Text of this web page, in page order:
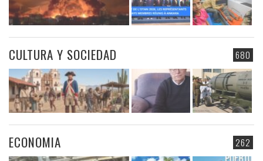
680
CULTURA Y SOCIEDAD
262
ECONOMIA